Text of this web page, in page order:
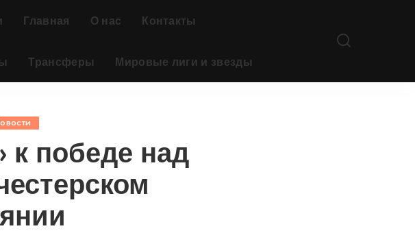
Главная О нас Контакты
Трансферы Мировые лиги и звезды
к победе над